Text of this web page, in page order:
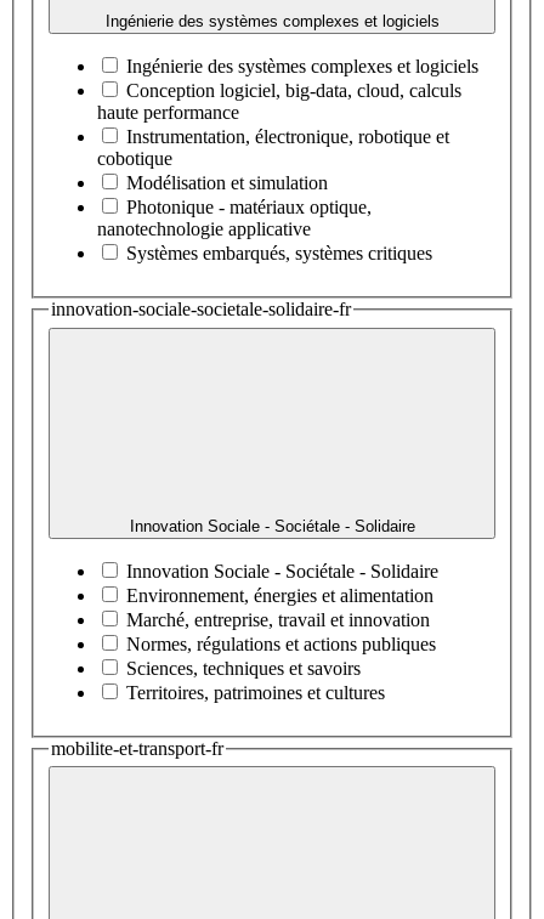
Ingénierie des systèmes complexes et logiciels
Ingénierie des systèmes complexes et logiciels
Conception logiciel, big-data, cloud, calculs
haute performance
Instrumentation, électronique, robotique et
cobotique
Modélisation et simulation
Photonique - matériaux optique,
nanotechnologie applicative
Systèmes embarqués, systèmes critiques
innovation-sociale-societale-solidaire-fr
Innovation Sociale - Sociétale - Solidaire
Innovation Sociale - Sociétale - Solidaire
Environnement, énergies et alimentation
Marché, entreprise, travail et innovation
Normes, régulations et actions publiques
Sciences, techniques et savoirs
Territoires, patrimoines et cultures
mobilite-et-transport-fr